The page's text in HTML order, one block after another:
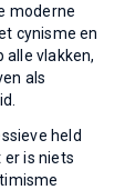
moderne
cynisme en
alle vlakken,
als
held
is niets